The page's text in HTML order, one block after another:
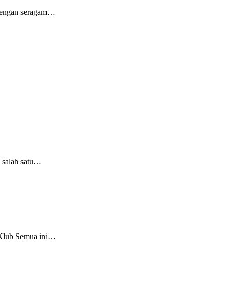
seragam…
salah satu…
Semua ini…